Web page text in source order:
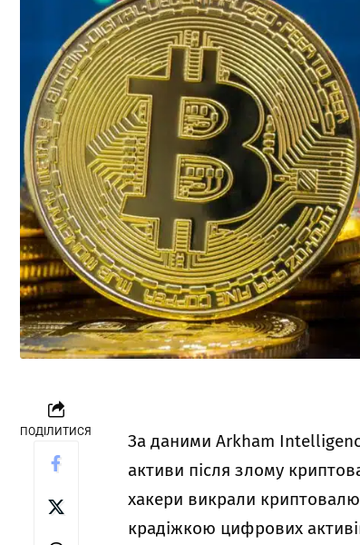
ПОДІЛИТИСЯ За данимиArkham
активи після злому
хакери викрали
крадіжкою цифрових